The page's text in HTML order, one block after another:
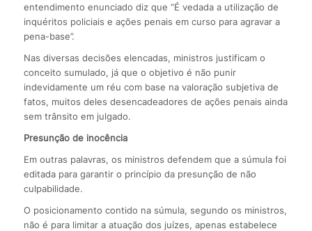
entendimento enunciado diz que “É vedada a utilização de
inquéritos policiais e ações penais em curso para agravar a
pena-base”.
Nas diversas decisões elencadas, ministros justificam o
conceito sumulado, já que o objetivo é não punir
indevidamente um réu com base na valoração subjetiva de
fatos, muitos deles desencadeadores de ações penais ainda
sem trânsito em julgado.
Presunção de inocência
Em outras palavras, os ministros defendem que a súmula foi
editada para garantir o princípio da presunção de não
culpabilidade.
O posicionamento contido na súmula, segundo os ministros,
não é para limitar a atuação dos juízes, apenas estabelece